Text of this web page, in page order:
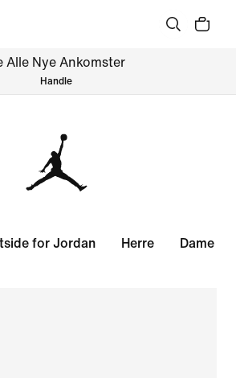
Alle Nye Ankomster
Handle
for Jordan Herre Dame